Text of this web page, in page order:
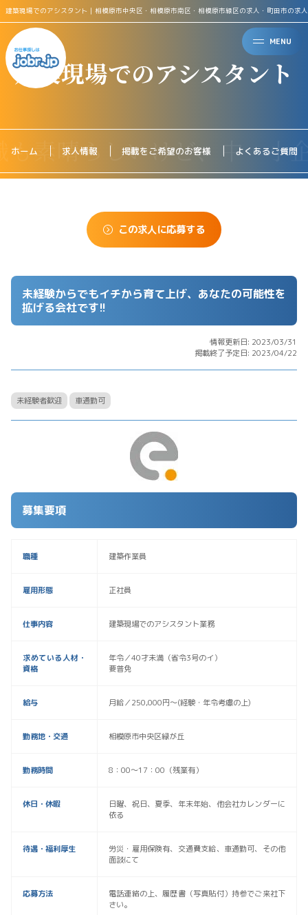
MENU
建築現場でのアシスタント｜相模原市中央区・相模原市南区・相模原市緑区の求人・町田市の求
建築現場でのアシスタント
ホーム 求人情報 掲載をご希望のお客様 よくあるご質問
この求人に応募する
未経験からでもイチから育て上げ、あなたの可能性を
拡げる会社です!!
情報更新日: 2023/03/31
掲載終了予定日: 2023/04/22
未経験者歓迎 車通勤可
募集要項
職種 建築作業員
雇用形態 正社員
仕事内容 建築現場でのアシスタント業務
求めている人材・
資格
年令／40才未満（省令3号のイ）
要普免
給与 月給／250,000円〜(経験・年令考慮の上)
勤務地・交通 相模原市中央区緑が丘
勤務時間 8：00〜17：00（残業有）
休日・休暇
日曜、祝日、夏季、年末年始、他会社カレンダーに
依る
待遇・福利厚生
労災・雇用保険有、交通費支給、車通勤可、その他
面談にて
応募方法
電話連絡の上、履歴書（写真貼付）持参でご来社下
さい。